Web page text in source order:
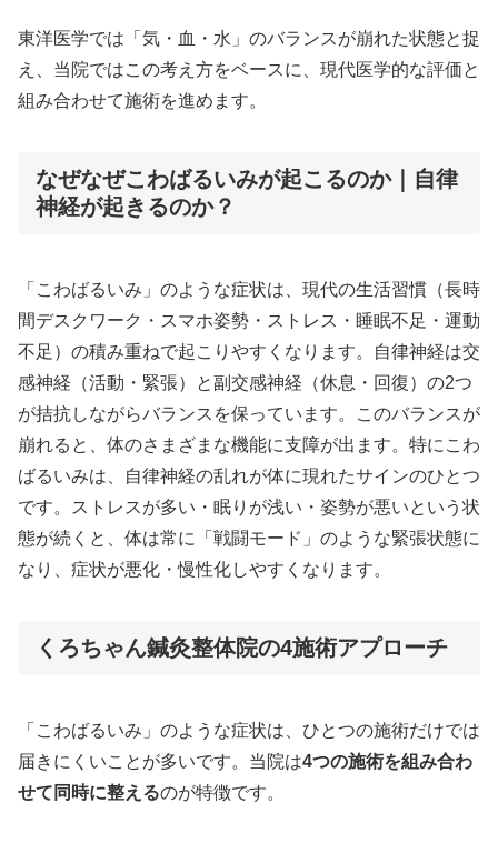
東洋医学では「気・血・水」のバランスが崩れた状態と捉
え、当院ではこの考え方をベースに、現代医学的な評価と
組み合わせて施術を進めます。
なぜなぜこわばるいみが起こるのか｜自律
神経が起きるのか？
「こわばるいみ」のような症状は、現代の生活習慣（長時
間デスクワーク・スマホ姿勢・ストレス・睡眠不足・運動
不足）の積み重ねで起こりやすくなります。自律神経は交
感神経（活動・緊張）と副交感神経（休息・回復）の2つ
が拮抗しながらバランスを保っています。このバランスが
崩れると、体のさまざまな機能に支障が出ます。特にこわ
ばるいみは、自律神経の乱れが体に現れたサインのひとつ
です。ストレスが多い・眠りが浅い・姿勢が悪いという状
態が続くと、体は常に「戦闘モード」のような緊張状態に
なり、症状が悪化・慢性化しやすくなります。
くろちゃん鍼灸整体院の4施術アプローチ
「こわばるいみ」のような症状は、ひとつの施術だけでは
届きにくいことが多いです。当院は4つの施術を組み合わ
せて同時に整えるのが特徴です。